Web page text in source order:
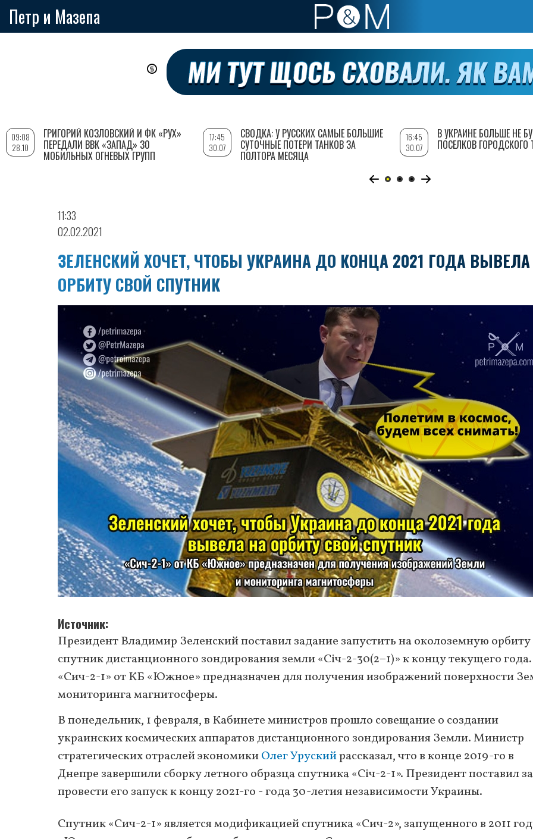
Петр и Мазепа
11:33
02.02.2021
ЗЕЛЕНСКИЙ ХОЧЕТ, ЧТОБЫ УКРАИНА ДО КОНЦА 2021 ГОДА
ОРБИТУ СВОЙ СПУТНИК
Источник
Президент Владимир Зеленский поставил задание запустить на околоземную орбиту
спутник дистанционного зондирования земли «Сiч-2-30(2−1)» к концу текущего года.
«Сич-2-1» от КБ «Южное» предназначен для получения изображений поверхности
мониторинга магнитосферы.
В понедельник, 1 февраля, в Кабинете министров прошло совещание о создании
украинских космических аппаратов дистанционного зондирования Земли. Министр
стратегических отраслей экономикиОлег Урускийрассказал, что в конце 2019-го в
Днепре завершили сборку летного образца спутника «Сiч-2-1». Президент поставил
провести его запуск к концу 2021-го - года 30-летия независимости Украины.
Спутник «Сич-2-1» является модификацией спутника «Сич-2», запущенного в 2011
09:08
28.10
ГРИГОРИЙ КОЗЛОВСКИЙ И ФК «РУХ»
ПЕРЕДАЛИ ВВК «ЗАПАД» 30
МОБИЛЬНЫХ ОГНЕВЫХ ГРУПП
17:45
30.07
СВОДКА: У РУССКИХ САМЫЕ БОЛЬШИЕ
СУТОЧНЫЕ ПОТЕРИ ТАНКОВ ЗА
ПОЛТОРА МЕСЯЦА
16:45
30.07
В УКРАИНЕ БОЛЬШЕ НЕ
ПОСЕЛКОВ ГОРОДСКОГО